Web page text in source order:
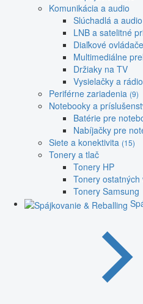
Komunikácia a audio
Slúchadlá a audio
LNB a satelitné
Diaľkové ovládače
Multimediálne
Držiaky na TV
Vysielačky a rádio
Periférne zariadenia (9)
Notebooky a
Batérie pre
Nabíjačky pre
Siete a konektivita (15)
Tonery a tlač
Tonery HP
Tonery ostatných
Tonery Samsung